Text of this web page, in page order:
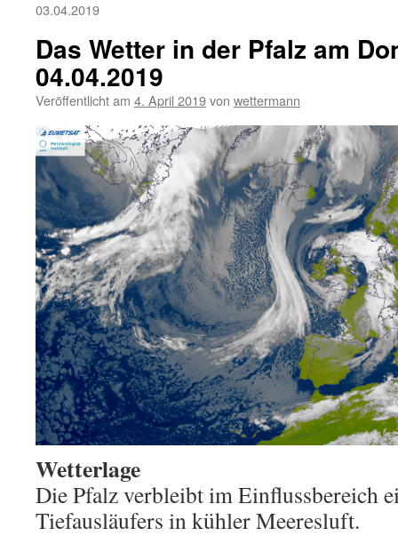
03.04.2019
Das Wetter in der Pfalz am
04.04.2019
Veröffentlicht am 4. April 2019von wettermann
Wetterlage
Die Pfalz verbleibt im Einflussbereich
Tiefausläufers in kühler Meeresluft.